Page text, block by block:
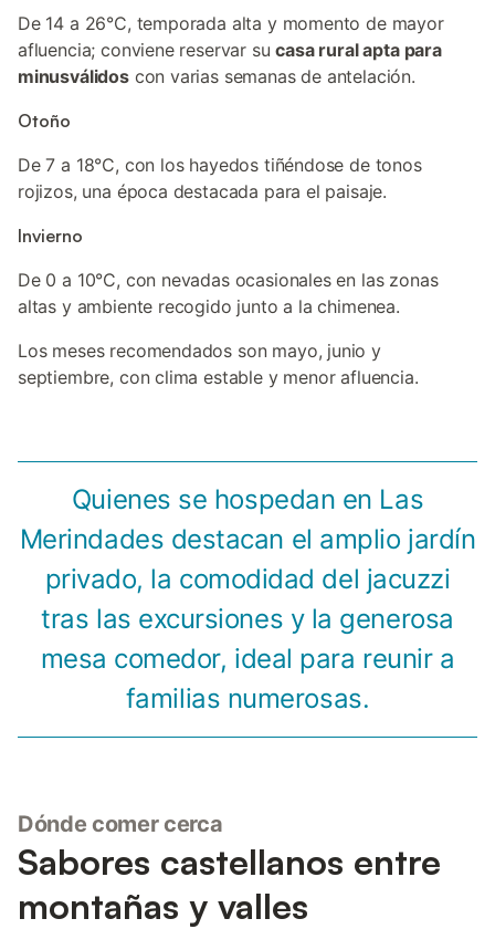
De 14 a 26°C, temporada alta y momento de mayor
afluencia; conviene reservar sucasa rural apta para
minusválidoscon varias semanas de antelación.
Otoño
De 7 a 18°C, con los hayedos tiñéndose de tonos
rojizos, una época destacada para el paisaje.
Invierno
De 0 a 10°C, con nevadas ocasionales en las zonas
altas y ambiente recogido junto a la chimenea.
Los meses recomendados son mayo, junio y
septiembre, con clima estable y menor afluencia.
Quienes se hospedan en Las
Merindades destacan el amplio jardín
privado, la comodidad del jacuzzi
tras las excursiones y la generosa
mesa comedor, ideal para reunir a
familias numerosas.
Dónde comer cerca
Sabores castellanos entre
montañas y valles